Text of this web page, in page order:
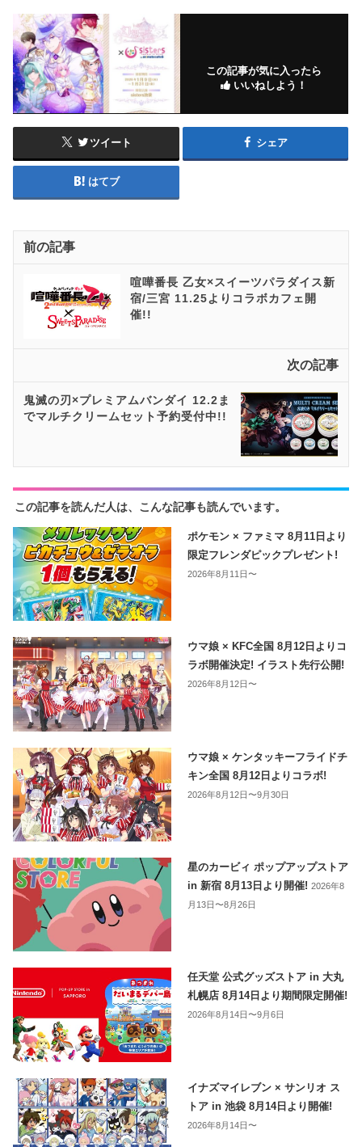
この記事が気に入ったら
いいねしよう！
ツイート シェア
はてブ
前の記事
喧嘩番長 乙女×スイーツパラダイス新
宿/三宮 11.25よりコラボカフェ開
催!!
次の記事
鬼滅の刃×プレミアムバンダイ 12.2ま
でマルチクリームセット予約受付中!!
この記事を読んだ人は、こんな記事も読んでいます。
ポケモン × ファミマ 8月11日より
限定フレンダピックプレゼント!
2026年8月11日〜
ウマ娘 × KFC全国 8月12日よりコ
ラボ開催決定! イラスト先行公開!
2026年8月12日〜
ウマ娘 × ケンタッキーフライドチ
キン全国 8月12日よりコラボ!
2026年8月12日〜9月30日
星のカービィ ポップアップストア
in 新宿 8月13日より開催!2026年8
月13日〜8月26日
任天堂 公式グッズストア in 大丸
札幌店 8月14日より期間限定開催!
2026年8月14日〜9月6日
イナズマイレブン × サンリオ ス
トア in 池袋 8月14日より開催!
2026年8月14日〜